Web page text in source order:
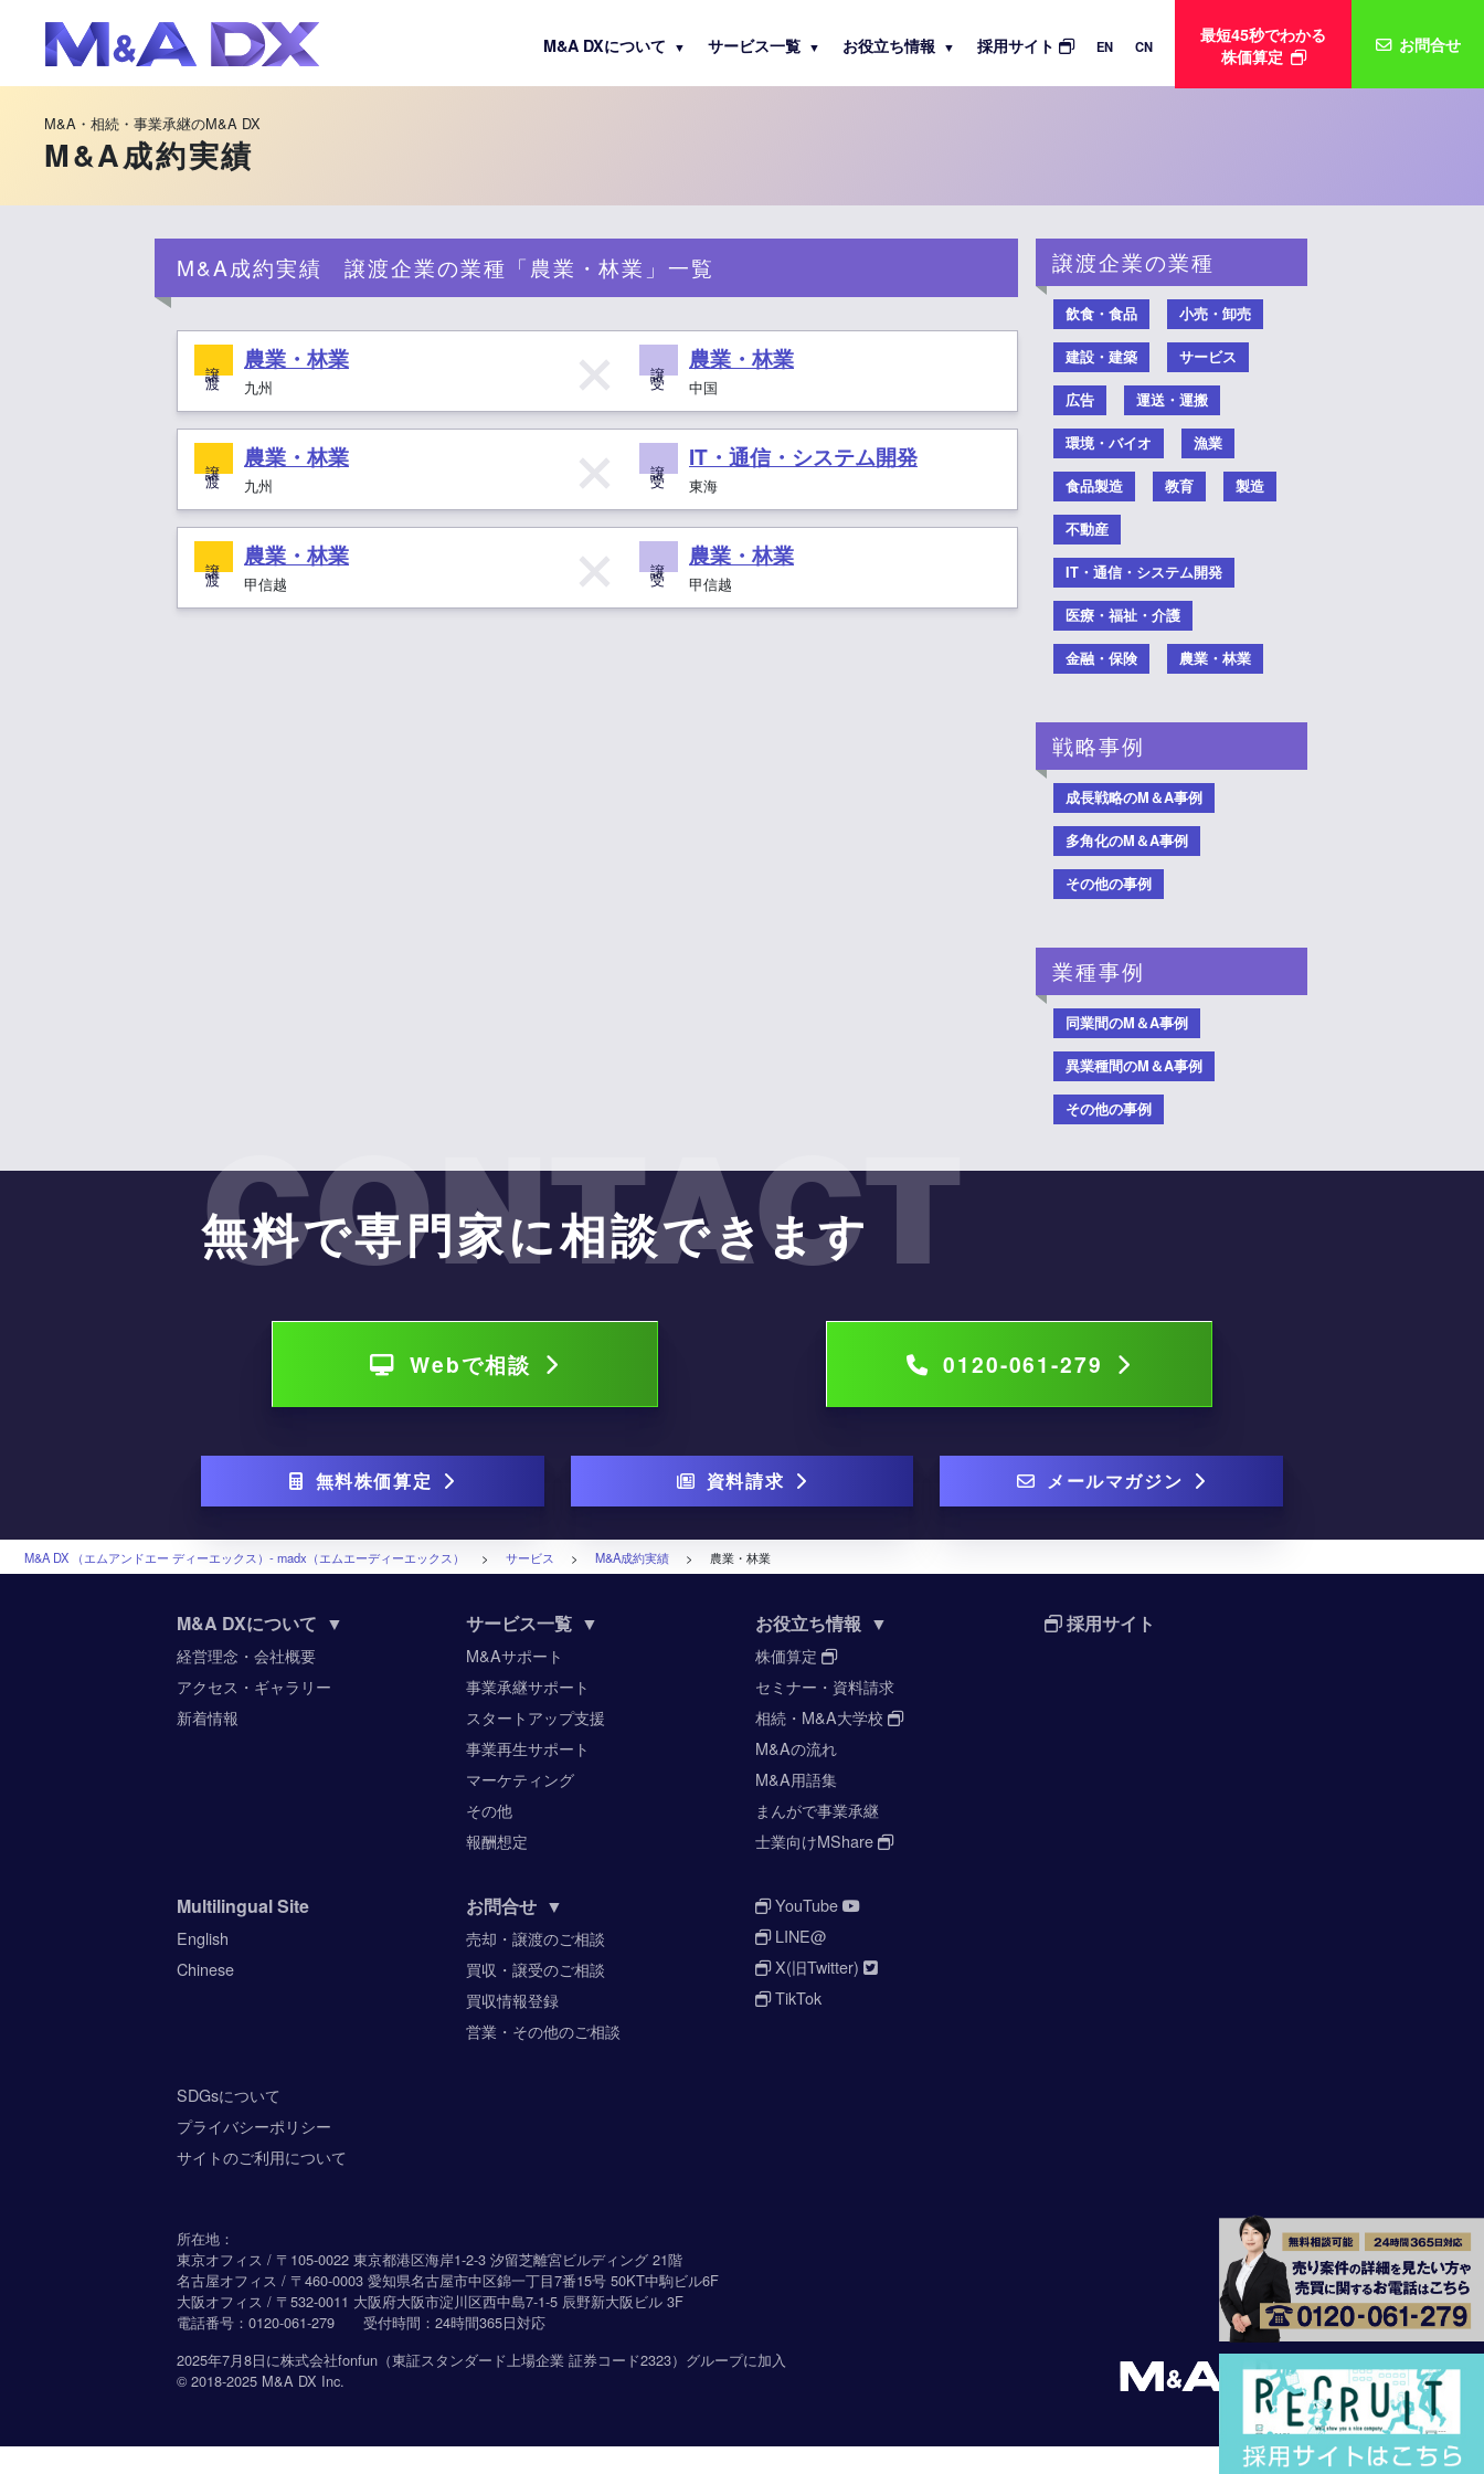
M&A DXについて ▼ サービス一覧 ▼ お役立ち情報 ▼ 採用サイト EN CN
最短45秒でわかる
株価算定
お問合せ
M&A・相続・事業承継のM&A DX
M&A成約実績
M&A成約実績 譲渡企業の業種「農業・林業」一覧
農業・林業
九州
農業・林業
中国
農業・林業
九州
IT・通信・システム開発
東海
農業・林業
甲信越
農業・林業
甲信越
譲渡企業の業種
飲食・食品 小売・卸売
建設・建築 サービス
広告 運送・運搬
環境・バイオ 漁業
食品製造 教育 製造
不動産
IT・通信・システム開発
医療・福祉・介護
金融・保険 農業・林業
戦略事例
成長戦略のM＆A事例
多角化のM＆A事例
その他の事例
業種事例
同業間のM＆A事例
異業種間のM＆A事例
その他の事例
CONTACT
無料で専門家に相談できます
Webで相談 0120-061-279
無料株価算定 資料請求 メールマガジン
M&A DX （エムアンドエー ディーエックス）‐ madx（エムエーディーエックス） > サービス > M&A成約実績 > 農業・林業
M&A DXについて ▼
経営理念・会社概要
アクセス・ギャラリー
新着情報
サービス一覧 ▼
M&Aサポート
事業承継サポート
スタートアップ支援
事業再生サポート
マーケティング
その他
報酬想定
お役立ち情報 ▼
株価算定
セミナー・資料請求
相続・M&A大学校
M&Aの流れ
M&A用語集
まんがで事業承継
士業向けMShare
採用サイト
Multilingual Site
English
Chinese
お問合せ ▼
売却・譲渡のご相談
買収・譲受のご相談
買収情報登録
営業・その他のご相談
YouTube
LINE@
X(旧Twitter)
TikTok
SDGsについて
プライバシーポリシー
サイトのご利用について
所在地：
東京オフィス / 〒105-0022 東京都港区海岸1-2-3 汐留芝離宮ビルディング 21階
名古屋オフィス / 〒460-0003 愛知県名古屋市中区錦一丁目7番15号 50KT中駒ビル6F
大阪オフィス / 〒532-0011 大阪府大阪市淀川区西中島7-1-5 辰野新大阪ビル 3F
電話番号： 0120-061-279 受付時間：24時間365日対応
2025年7月8日に株式会社fonfun （東証スタンダード上場企業 証券コード2323）グループに加入
© 2018-2025 M&A DX Inc.